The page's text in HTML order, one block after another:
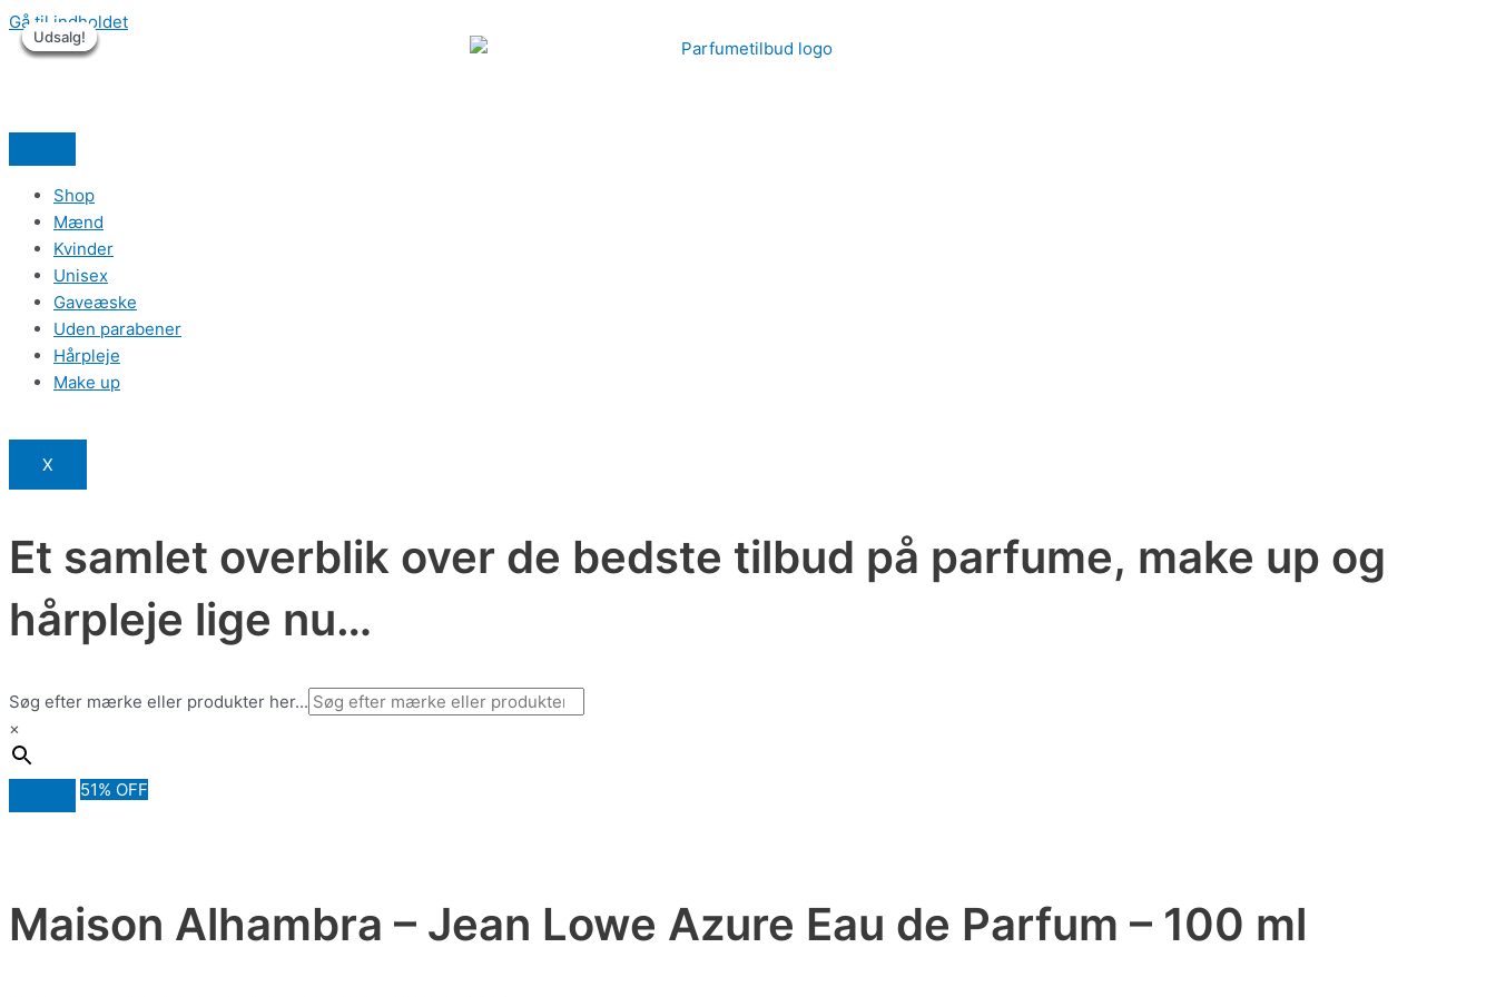
Gå til indholdet
Shop
Mænd
Kvinder
Unisex
Gaveæske
Uden parabener
Hårpleje
Make up
X
Et samlet overblik over de bedste tilbud på parfume, make up og
hårpleje lige nu…
Søg efter mærke eller produkter her...
×
51% OFF
Maison Alhambra – Jean Lowe Azure Eau de Parfum – 100 ml
Udsalg!
Udsalg!
Udsalg!
Udsalg!
Udsalg!
Udsalg!